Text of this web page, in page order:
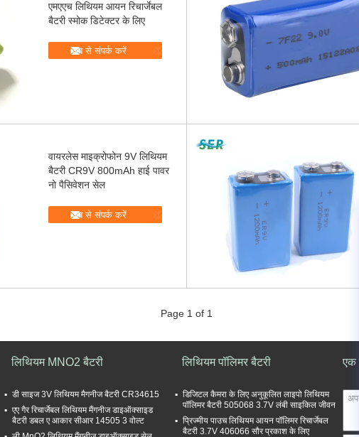
एमएएच लिथियम आयन रिचार्जेबल
बैटरी स्मोक डिटेक्टर के लिए
अब से संपर्क करें
वायरलेस माइक्रोफोन 9V लिथियम
बैटरी CR9V 800mAh हाई पावर
नो पैसिवेशन सेल
अब से संपर्क करें
Page 1 of 1
लिथियम MNO2 बैटरी
डी साइज 3V लिथियम मैगनीज बैटरी CR34615
एए गैर रिचार्जेबल लिथियम मैंगनीज डाइऑक्साइड
बैटरी डबल ए आकार सीआर 14505 3 वोल्ट
लिथियम पॉलिमर बैटरी
डिजिटल कैमरा के लिए अनुकूलित लाइपो लिथियम
पॉलिमर बैटरी 505068 3.7V लंबी साइकिल जीवन
प्रिज्मीय पाउच लिथियम आयन पॉलिमर रिचार्जेबल
बैटरी 3.7V 406066 सौर प्रकाश के लिए
एक